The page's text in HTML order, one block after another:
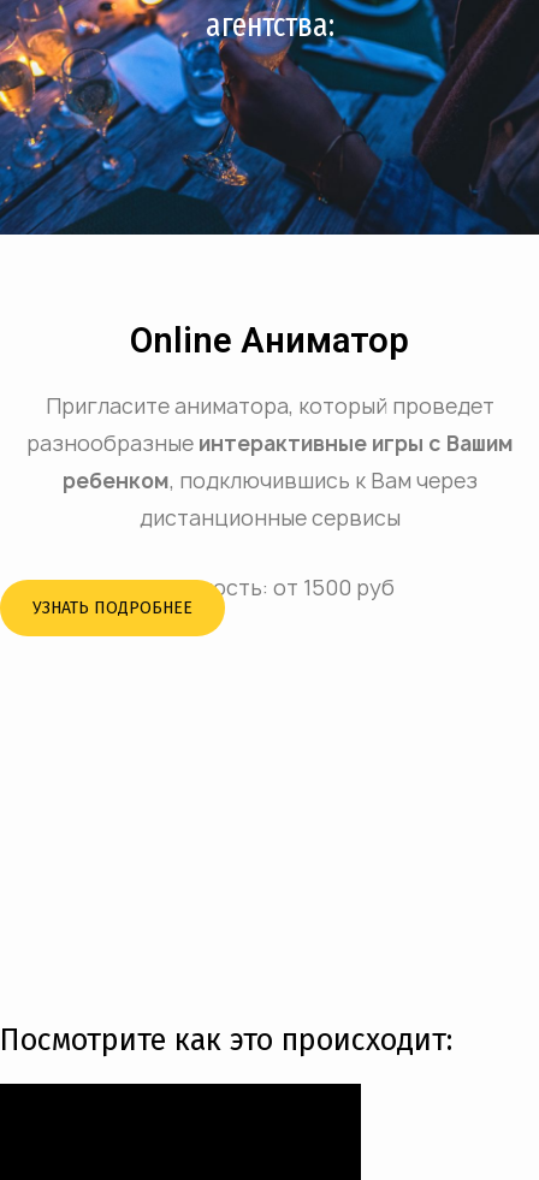
агентства:
Online Аниматор
Пригласите аниматора, который проведет
разнообразные интерактивные игры с Вашим
ребенком, подключившись к Вам через
дистанционные сервисы
Стоимость: от 1500 руб
УЗНАТЬ ПОДРОБНЕЕ
Посмотрите как это происходит: